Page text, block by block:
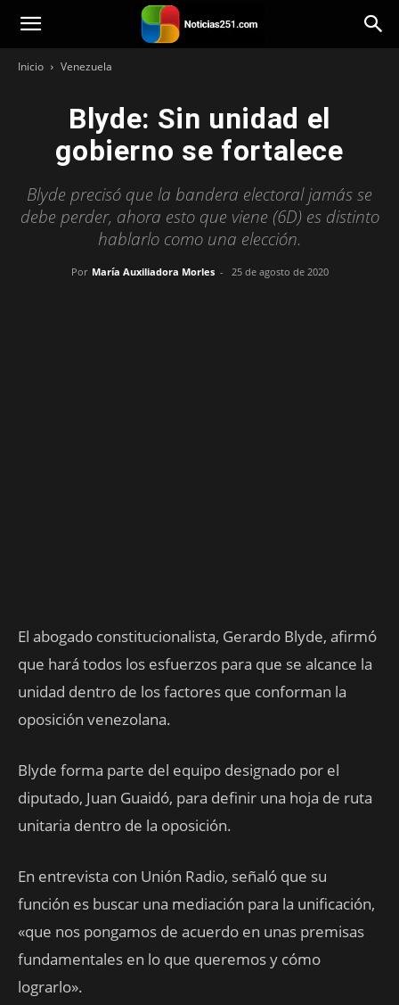
Noticias251
Inicio Venezuela
Blyde: Sin unidad el
gobierno se fortalece
Blyde precisó que la bandera electoral jamás se
debe perder, ahora esto que viene (6D) es distinto
hablarlo como una elección.
Por María Auxiliadora Morles - 25 de agosto de 2020
El abogado constitucionalista, Gerardo Blyde, afirmó
que hará todos los esfuerzos para que se alcance la
unidad dentro de los factores que conforman la
oposición venezolana.
Blyde forma parte del equipo designado por el
diputado, Juan Guaidó, para definir una hoja de ruta
unitaria dentro de la oposición.
En entrevista con Unión Radio, señaló que su
función es buscar una mediación para la unificación,
«que nos pongamos de acuerdo en unas premisas
fundamentales en lo que queremos y cómo
lograrlo».